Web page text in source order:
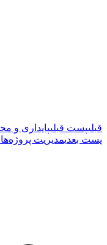
قبلیپست قبلیپایداری و
پست بعدیمدیریت